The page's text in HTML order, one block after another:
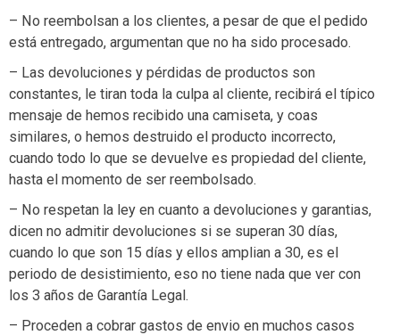
– No reembolsan a los clientes, a pesar de que el pedido
está entregado, argumentan que no ha sido procesado.
– Las devoluciones y pérdidas de productos son
constantes, le tiran toda la culpa al cliente, recibirá el típico
mensaje de hemos recibido una camiseta, y coas
similares, o hemos destruido el producto incorrecto,
cuando todo lo que se devuelve es propiedad del cliente,
hasta el momento de ser reembolsado.
– No respetan la ley en cuanto a devoluciones y garantias,
dicen no admitir devoluciones si se superan 30 días,
cuando lo que son 15 días y ellos amplian a 30, es el
periodo de desistimiento, eso no tiene nada que ver con
los 3 años de Garantía Legal.
– Proceden a cobrar gastos de envio en muchos casos